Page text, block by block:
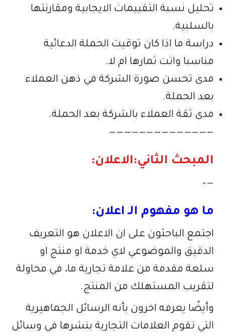
تحليل نسبة التقييمات الايجابية ومقارنتها
بالسلبية.
دراسة ما اذا كان توقيت الحملة الدعائية
مناسبا واتت ثمارها ام لا.
مدى تحسن صورة الشركة في ذهن العملاء
بعد الحملة.
مدى ثقة العملاء بالشركة بعد الحملة.
——————————————
المبحث الثاني:الاعلان:
—–
ما هو مفهوم الـ اعلان:
اجتمع الباحثون على ان الاعلان هو التعريف
الدقيق والموضوعي لاي خدمة او منتج او
سلعة مقدمة من علامة تجارية ما، في محاولة
لتقريب المستهلك من المنتج.
وأيضًا يعرفه اخرون بأنه الرسائل الجماهيرية
التي تقوم العلامات التجارية بنشرها في وسائل